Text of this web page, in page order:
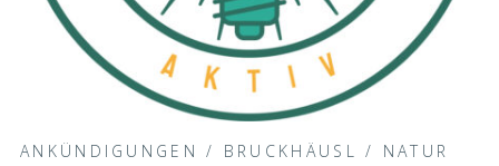
ANKÜNDIGUNGEN / BRUCKHÄUSL / NATUR